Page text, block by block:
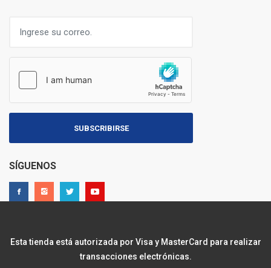
SUBSCRIBIRSE
SÍGUENOS
Esta tienda está autorizada por Visa y MasterCard para realizar
transacciones electrónicas.